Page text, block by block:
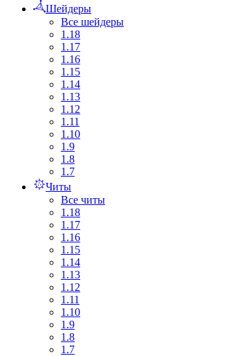
Шейдеры
Все шейдеры
1.18
1.17
1.16
1.15
1.14
1.13
1.12
1.11
1.10
1.9
1.8
1.7
Читы
Все читы
1.18
1.17
1.16
1.15
1.14
1.13
1.12
1.11
1.10
1.9
1.8
1.7